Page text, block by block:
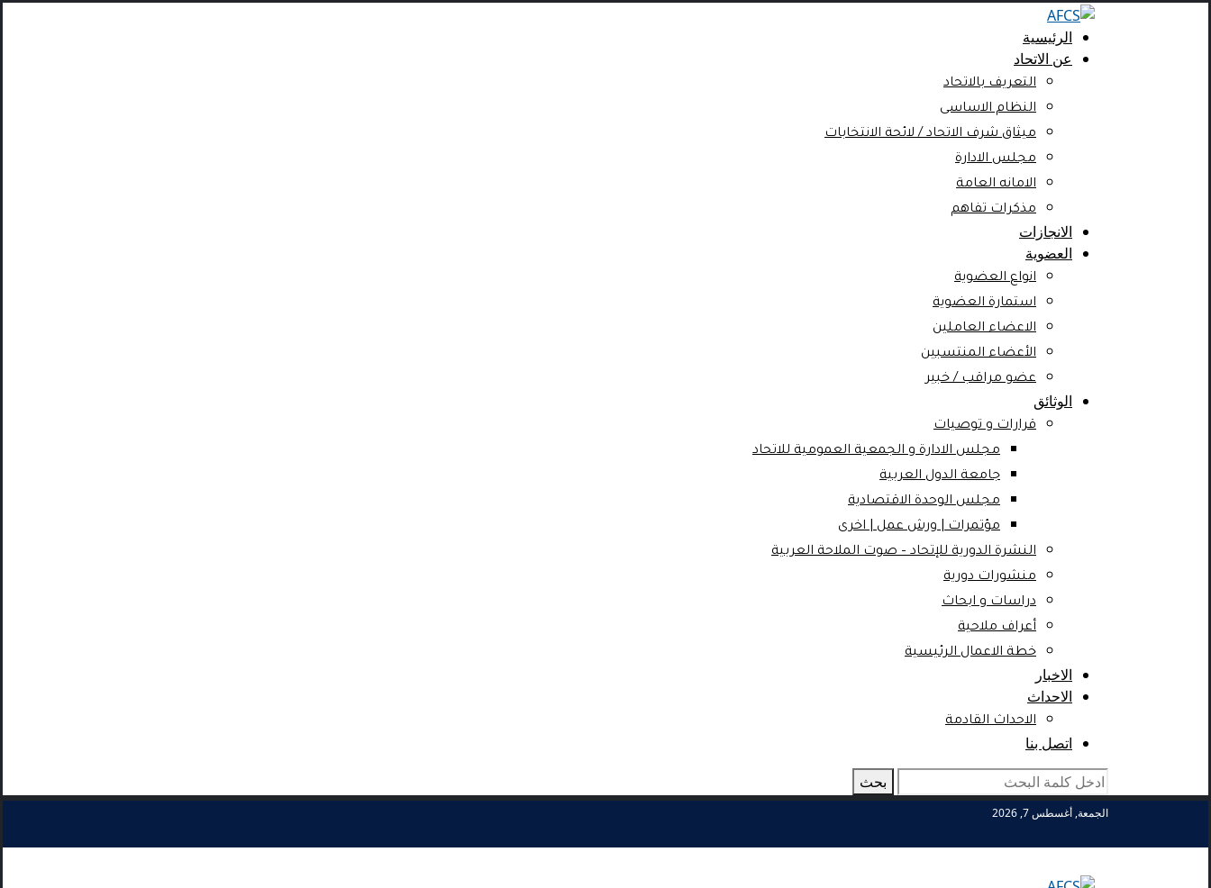
الرئيسية
عن الاتحاد
التعريف بالاتحاد
النظام الاساسى
ميثاق شرف الاتحاد / لائحة الانتخابات
مجلس الادارة
الامانه العامة
مذكرات تفاهم
الانجازات
العضوية
انواع العضوية
استمارة العضوية
الاعضاء العاملين
الأعضاء المنتسبين
عضو مراقب / خبير
الوثائق
قرارات و توصيات
مجلس الادارة و الجمعية العمومية للاتحاد
جامعة الدول العربية
مجلس الوحدة الاقتصادية
مؤتمرات | ورش عمل | اخرى
النشرة الدورية للإتحاد – صوت الملاحة العربية
منشورات دورية
دراسات و ابحاث
أعراف ملاحية
خطة الاعمال الرئيسية
الاخبار
الاحداث
الاحداث القادمة
اتصل بنا
بحث
الجمعة, أغسطس 7, 2026